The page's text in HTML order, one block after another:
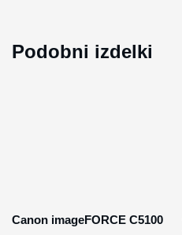
Podobni izdelki
Canon imageFORCE C5100